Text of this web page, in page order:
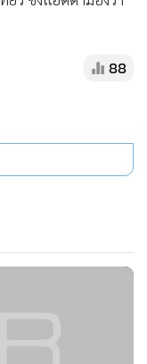
ตรวจสุขภาพ โดย
หรือบริษัทนำเที่ยวใน
ร้อมรับข้อเสนอแนะ
ยให้แก่นักท่องเที่ยว
กท่องเที่ยว ได้แก่
ยอดจากตลาดผู้สูง
าลอยู่แล้ว นอกจากนั้น